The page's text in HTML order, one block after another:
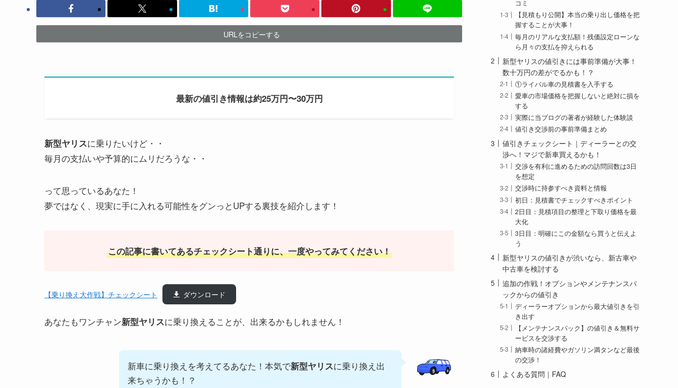
URLをコピーする
最新の値引き情報は約25万円〜30万円
新型ヤリスに乗りたいけど・・
毎月の支払いや予算的にムリだろうな・・
って思っているあなた！
夢ではなく、現実に手に入れる可能性をグンっとUPする裏技を紹介します！
この記事に書いてあるチェックシート通りに、一度やってみてください！
【乗り換え大作戦】チェックシート ダウンロード
あなたもワンチャン新型ヤリスに乗り換えることが、出来るかもしれません！
新車に乗り換えを考えてるあなた！本気で新型ヤリスに乗り換え出
来ちゃうかも！？
コミ
【見積もり公開】本当の乗り出し価格を把
握することが大事！
毎月のリアルな支払額！残価設定ローンな
ら月々の支払を抑えられる
新型ヤリスの値引きには事前準備が大事！
数十万円の差がでるかも！？
①ライバル車の見積書を入手する
愛車の市場価格を把握しないと絶対に損を
する
実際に当ブログの著者が経験した体験談
値引き交渉前の事前準備まとめ
値引きチェックシート｜ディーラーとの交
渉へ！マジで新車買えるかも！
交渉を有利に進めるための訪問回数は3日
を想定
交渉時に持参すべき資料と情報
初日：見積書でチェックすべきポイント
2日目：見積項目の整理と下取り価格を最
大化
3日目：明確にこの金額なら買うと伝えよ
う
新型ヤリスの値引きが渋いなら、新古車や
中古車を検討する
追加の作戦！オプションやメンテナンスパ
ックからの値引き
ディーラーオプションから最大値引きを引
き出す
【メンテナンスパック】の値引き＆無料サ
ービスを交渉する
納車時の諸経費やガソリン満タンなど最後
の交渉！
よくある質問｜FAQ